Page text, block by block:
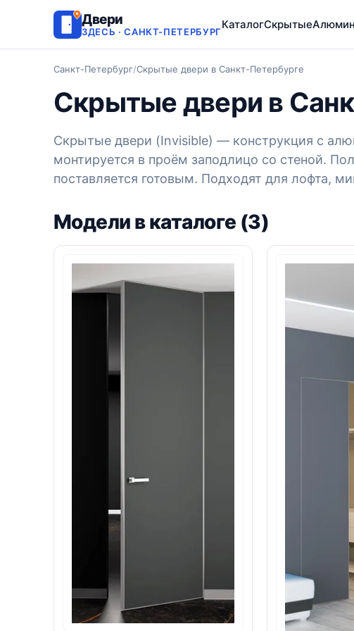
Двери
ЗДЕСЬ · САНКТ-ПЕТЕРБУРГ
КаталогСкрытые
Санкт-Петербург/Скрытые двери в Санкт-Петербурге
Скрытые двери в
Скрытые двери (Invisible) — конструкция с
монтируется в проём заподлицо со стеной.
поставляется готовым. Подходят для лофта,
Модели в каталоге (3)